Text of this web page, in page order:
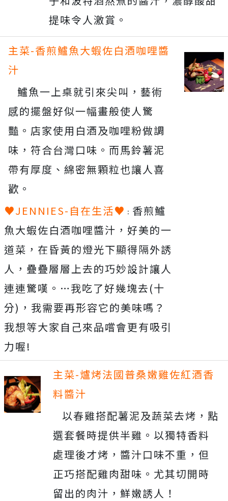
提味令人激賞。
主菜-香煎鱸魚大蝦佐白酒咖哩醬
汁
鱸魚一上桌就引來尖叫，藝術
感的擺盤好似一幅畫般使人驚
豔。店家使用白酒及咖哩粉做調
味，符合台灣口味。而馬鈴薯泥
帶有厚度、綿密無顆粒也讓人喜
歡。
♥JENNIES-自在生活♥ ： 香煎鱸
魚大蝦佐白酒咖哩醬汁，好美的一
道菜，在昏黃的燈光下顯得隔外誘
人，疊疊層層上去的巧妙設計讓人
連連驚嘆。…我吃了好幾塊去(十
分)，我需要再形容它的美味嗎？
我想等大家自己來品嚐會更有吸引
力喔!
主菜-爐烤法國普桑嫩雞佐紅酒香
料醬汁
以春雞搭配薯泥及蔬菜去烤，點
選套餐時提供半雞。以獨特香料
處理後才烤，醬汁口味不重，但
正巧搭配雞肉甜味。尤其切開時
留出的肉汁，鮮嫩誘人！